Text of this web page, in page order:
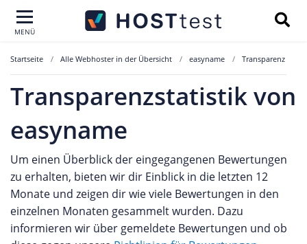
MENÜ
Startseite Alle Webhoster in der Übersicht easyname Transparenz
Transparenzstatistik von
easyname
Um einen Überblick der eingegangenen Bewertungen
zu erhalten, bieten wir dir Einblick in die letzten 12
Monate und zeigen dir wie viele Bewertungen in den
einzelnen Monaten gesammelt wurden. Dazu
informieren wir über gemeldete Bewertungen und ob